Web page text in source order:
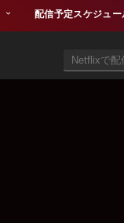
配信予定スケジュー